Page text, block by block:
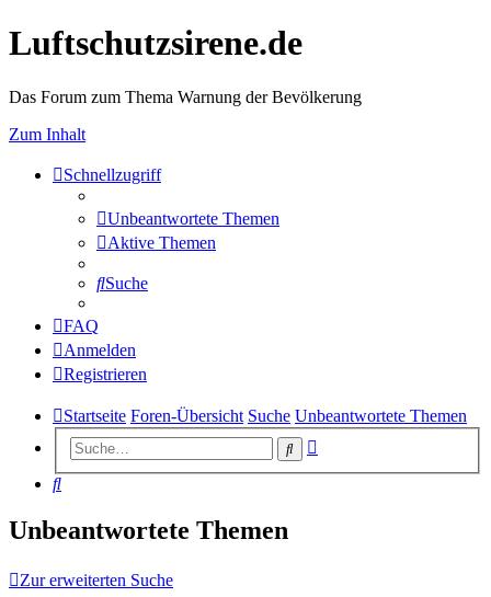
Luftschutzsirene.de
Das Forum zum Thema Warnung der Bevölkerung
Zum Inhalt
Schnellzugriff
Unbeantwortete Themen
Aktive Themen
Suche
FAQ
Anmelden
Registrieren
Startseite Foren-Übersicht Suche Unbeantwortete Themen
Suche
Suche
Unbeantwortete Themen
Zur erweiterten Suche